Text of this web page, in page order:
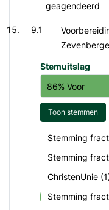
geagendeerd
9.1
Stemuitslag
86% Voor
Toon stemmen
Stemming
Stemming
ChristenUnie
Stemming